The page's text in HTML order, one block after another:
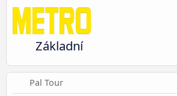
Základní
Pal Tour